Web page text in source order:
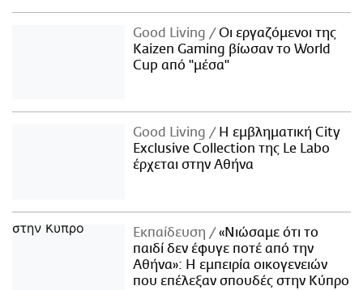
Good Living
Οι εργαζόμενοι της
Kaizen Gaming βίωσαν το World
Cup από "μέσα"
Good Living
Η εμβληματική City
Exclusive Collection της Le Labo
έρχεται στην Αθήνα
Εκπαίδευση
«Νιώσαμε ότι το
παιδί δεν έφυγε ποτέ από την
Αθήνα»: Η εμπειρία οικογενειών
που επέλεξαν σπουδές στην Κύπρο